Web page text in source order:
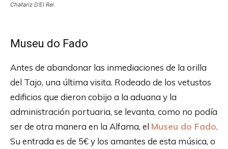
Chafariz D’El Rei
Museu do Fado
Antes de abandonar las inmediaciones de la orilla
del Tajo, una última visita. Rodeado de los vetustos
edificios que dieron cobijo a la aduana y la
administración portuaria, se levanta, como no podía
ser de otra manera en la Alfama, el Museu do Fado.
Su entrada es de 5€ y los amantes de esta música, o